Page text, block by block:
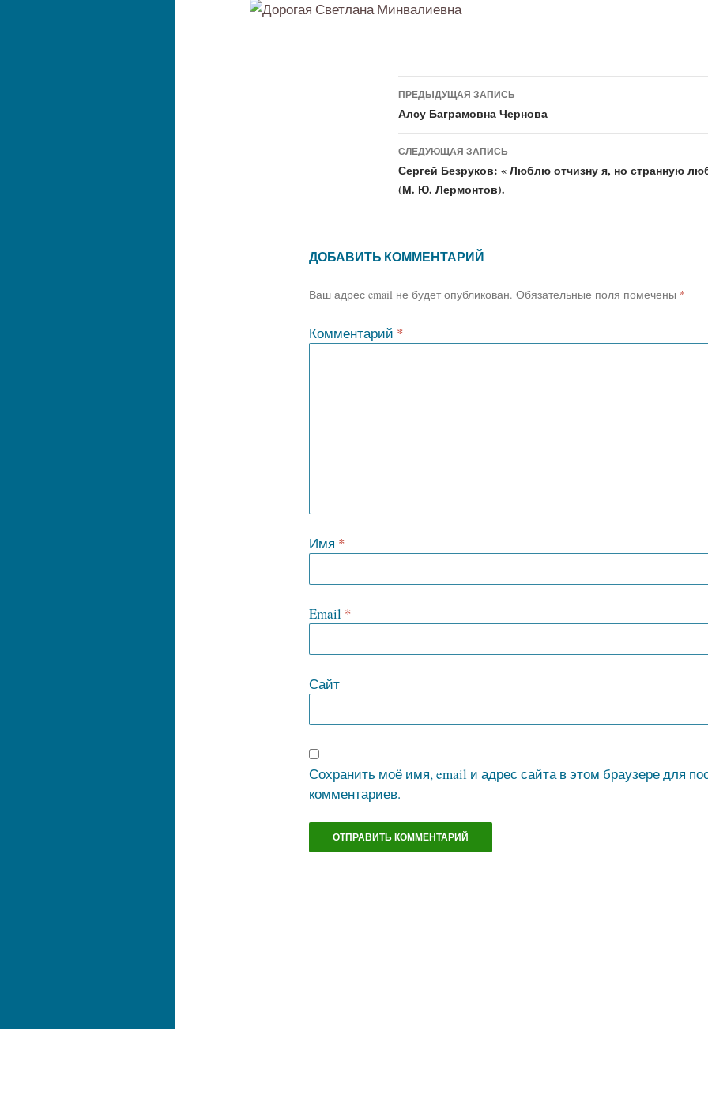
Навигация
по
записям
ПРЕДЫДУЩАЯ ЗАПИСЬ
Алсу Баграмовна Чернова
СЛЕДУЮЩАЯ ЗАПИСЬ
Сергей Безруков: « Люблю отчизну я, но странную
(М. Ю. Лермонтов).
ДОБАВИТЬ КОММЕНТАРИЙ
Ваш адрес email не будет опубликован. Обязательные поля помечены *
Комментарий *
Имя *
Email *
Сайт
Сохранить моё имя, email и адрес сайта в этом браузере для
комментариев.